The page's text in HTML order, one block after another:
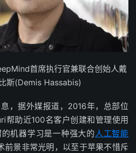
首席执行官兼联合创始人戴
斯(Demis Hassabis)
，据外媒报道，2016年，总部位
帮助近100名客户创建和管理使用
机器学习是一种强大的人工智能
前景非常光明，以至于苹果不惜斥